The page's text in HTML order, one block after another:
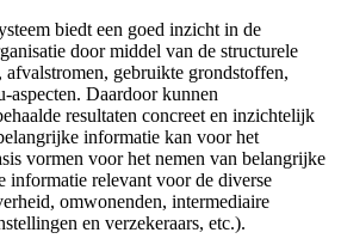
biedt een goed inzicht in de
door middel van de structurele
gebruikte grondstoffen,
aspecten. Daardoor kunnen
resultaten concreet en inzichtelijk
informatie kan voor het
vormen voor het nemen van belangrijke
informatie relevant voor de diverse
omwonenden, intermediaire
en verzekeraars, etc.).